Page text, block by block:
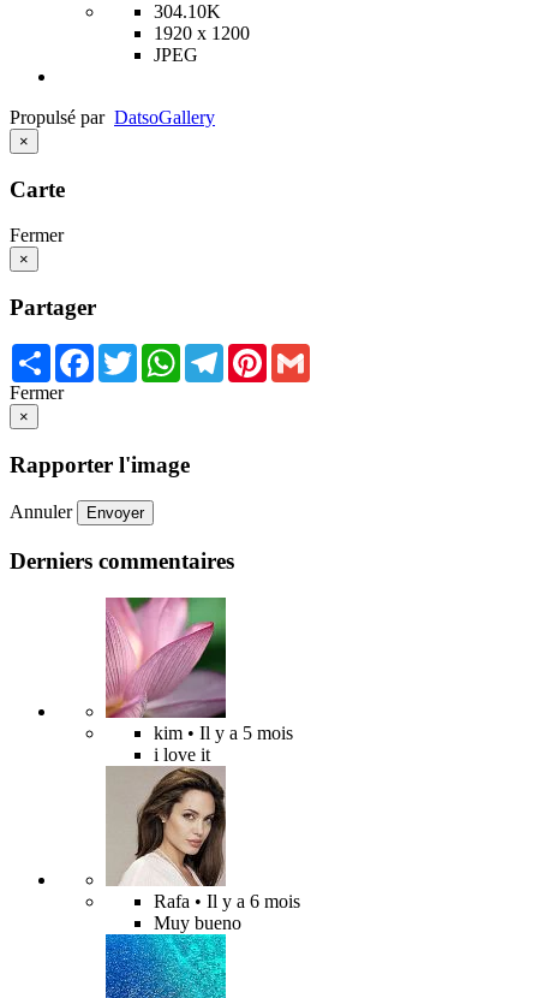
304.10K
1920 x 1200
JPEG
Propulsé par DatsoGallery
×
Carte
Fermer
×
Partager
Share Facebook
TwitterWhatsApp
TelegramPinterest
Fermer
×
Rapporter l'image
Annuler Envoyer
Derniers commentaires
kim • Il y a 5 mois
i love it
Rafa • Il y a 6 mois
Muy bueno